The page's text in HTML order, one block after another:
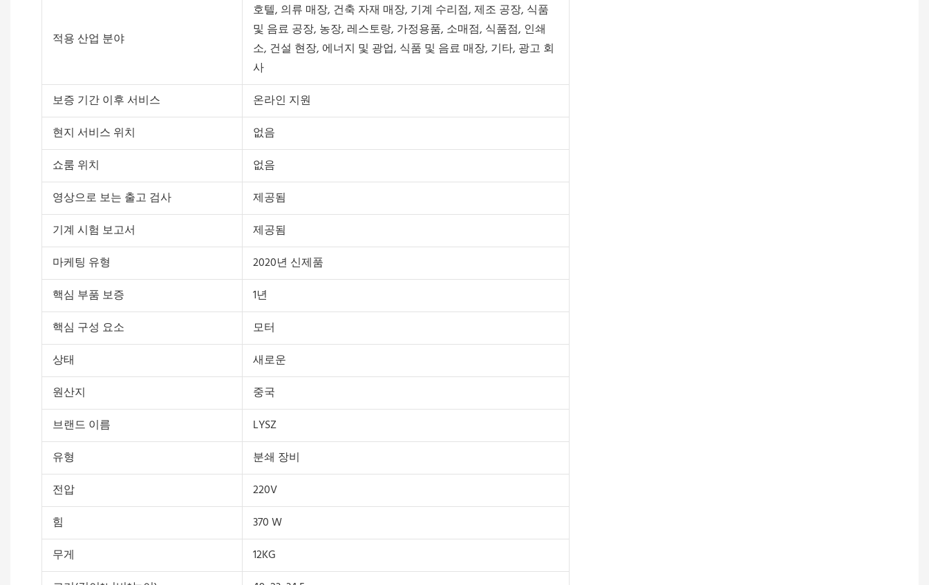
적용 산업 분야
호텔, 의류 매장, 건축 자재 매장, 기계 수리점, 제조 공장, 식품
및 음료 공장, 농장, 레스토랑, 가정용품, 소매점, 식품점, 인쇄
소, 건설 현장, 에너지 및 광업, 식품 및 음료 매장, 기타, 광고 회
사
보증 기간 이후 서비스
온라인 지원
현지 서비스 위치
없음
쇼룸 위치
없음
영상으로 보는 출고 검사
제공됨
기계 시험 보고서
제공됨
마케팅 유형
2020년 신제품
핵심 부품 보증
1년
핵심 구성 요소
모터
상태
새로운
원산지
중국
브랜드 이름
LYSZ
유형
분쇄 장비
전압
220V
힘
370 W
무게
12KG